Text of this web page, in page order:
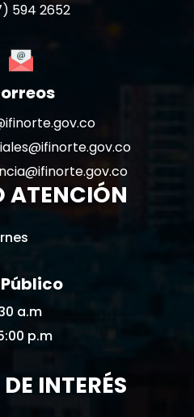
594 2652
ATENCIÓN
a.m
p.m
INTERÉS